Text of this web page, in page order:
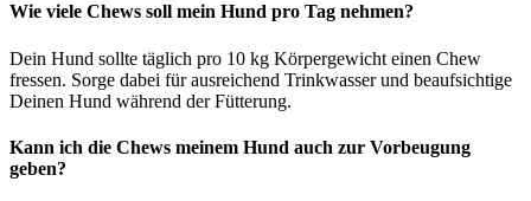
Wie viele Chews soll mein Hund pro Tag nehmen?
Dein Hund sollte täglich pro 10 kg Körpergewicht einen Chew
fressen. Sorge dabei für ausreichend Trinkwasser und beaufsichtige
Deinen Hund während der Fütterung.
Kann ich die Chews meinem Hund auch zur Vorbeugung
geben?